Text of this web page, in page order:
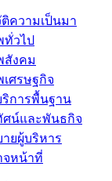
ความเป็นมา
ทั่วไป
สังคม
ศรษฐกิจ
ริการพื้นฐาน
ศน์และพันธกิจ
ายผู้บริหาร
จหน้าที่